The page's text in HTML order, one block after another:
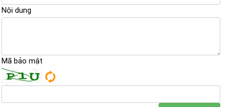
Nội dung
Mã bảo mật